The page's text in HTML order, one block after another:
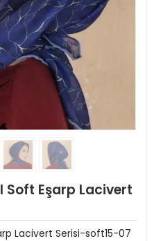
Soft Eşarp Lacivert
Lacivert Serisi-soft15-07